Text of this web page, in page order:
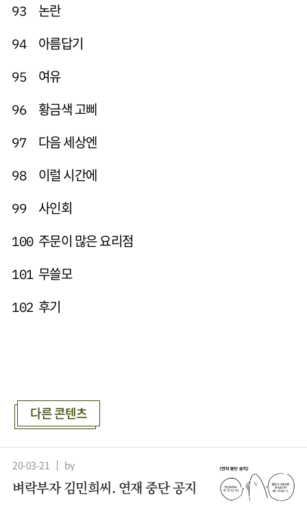
93 논란
94 아름답기
95 여유
96 황금색 고삐
97 다음 세상엔
98 이럴 시간에
99 사인회
100 주문이 많은 요리점
101 무쓸모
102 후기
다른 콘텐츠
20-03-21 by
벼락부자 김민희씨. 연재 중단 공지